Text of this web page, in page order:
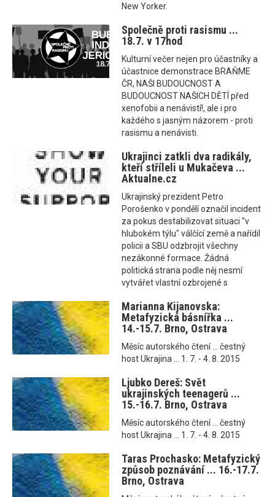
New Yorker.
Společně proti rasismu ...
18.7. v 17hod
Kulturní večer nejen pro účastníky a
účastnice demonstrace BRAŇME
ČR, NAŠI BUDOUCNOST A
BUDOUCNOST NAŠICH DĚTÍ před
xenofobii a nenávistí!, ale i pro
každého s jasným názorem - proti
rasismu a nenávisti.
Ukrajinci zatkli dva radikály,
kteří stříleli u Mukačeva ...
Aktualne.cz
Ukrajinský prezident Petro
Porošenko v pondělí označil incident
za pokus destabilizovat situaci "v
hlubokém týlu" válčící země a nařídil
policii a SBU odzbrojit všechny
nezákonné formace. Žádná
politická strana podle něj nesmí
vytvářet vlastní ozbrojené s
Marianna Kijanovska:
Metafyzická básnířka ...
14.-15.7. Brno, Ostrava
Měsíc autorského čtení ... čestný
host Ukrajina ... 1. 7. - 4. 8. 2015
Ljubko Dereš: Svět
ukrajinských teenagerů ...
15.-16.7. Brno, Ostrava
Měsíc autorského čtení ... čestný
host Ukrajina ... 1. 7. - 4. 8. 2015
Taras Prochasko: Metafyzický
způsob poznávání ... 16.-17.7.
Brno, Ostrava